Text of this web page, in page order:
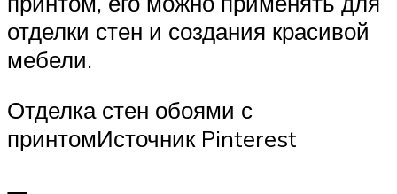
отделки стен и создания красивой
мебели.
Отделка стен обоями с
принтомИсточник Pinterest